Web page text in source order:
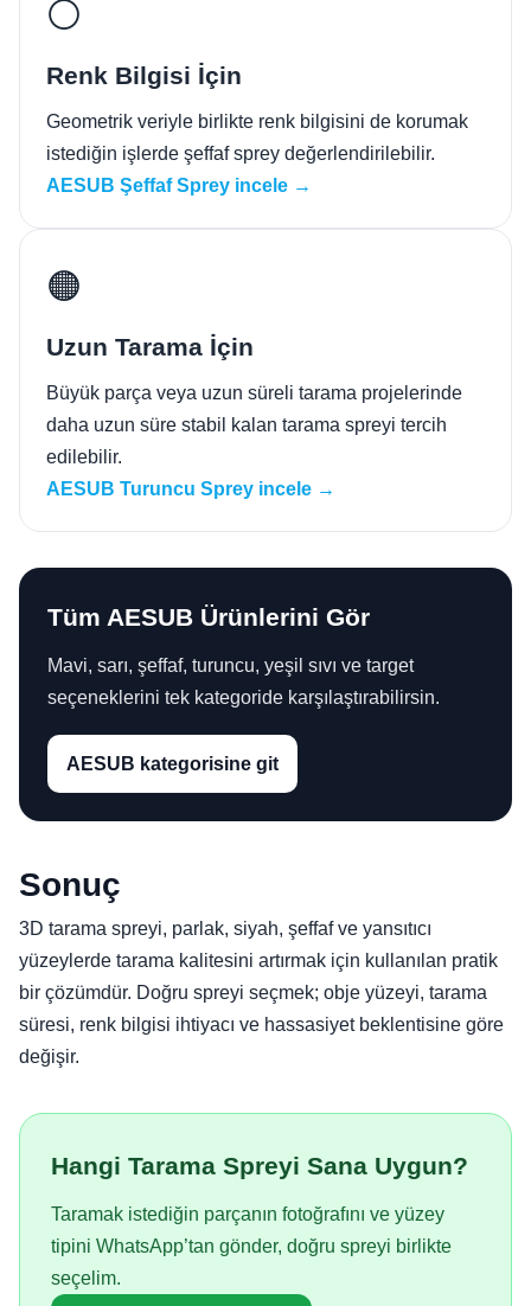
⚪
Renk Bilgisi İçin
Geometrik veriyle birlikte renk bilgisini de korumak
istediğin işlerde şeffaf sprey değerlendirilebilir.
AESUB Şeffaf Sprey incele →
🟠
Uzun Tarama İçin
Büyük parça veya uzun süreli tarama projelerinde
daha uzun süre stabil kalan tarama spreyi tercih
edilebilir.
AESUB Turuncu Sprey incele →
Tüm AESUB Ürünlerini Gör
Mavi, sarı, şeffaf, turuncu, yeşil sıvı ve target
seçeneklerini tek kategoride karşılaştırabilirsin.
AESUB kategorisine git
Sonuç
3D tarama spreyi, parlak, siyah, şeffaf ve yansıtıcı
yüzeylerde tarama kalitesini artırmak için kullanılan pratik
bir çözümdür. Doğru spreyi seçmek; obje yüzeyi, tarama
süresi, renk bilgisi ihtiyacı ve hassasiyet beklentisine göre
değişir.
Hangi Tarama Spreyi Sana Uygun?
Taramak istediğin parçanın fotoğrafını ve yüzey
tipini WhatsApp’tan gönder, doğru spreyi birlikte
seçelim.